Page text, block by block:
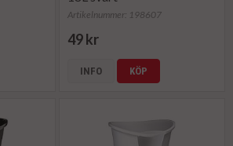
Artikelnummer: 198607
49 kr
INFO KÖP